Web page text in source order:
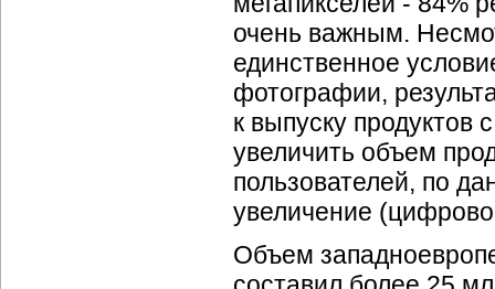
очень важным.
единственное
фотографии,
к выпуску
увеличить объем
пользователей, по
увеличение
Объем